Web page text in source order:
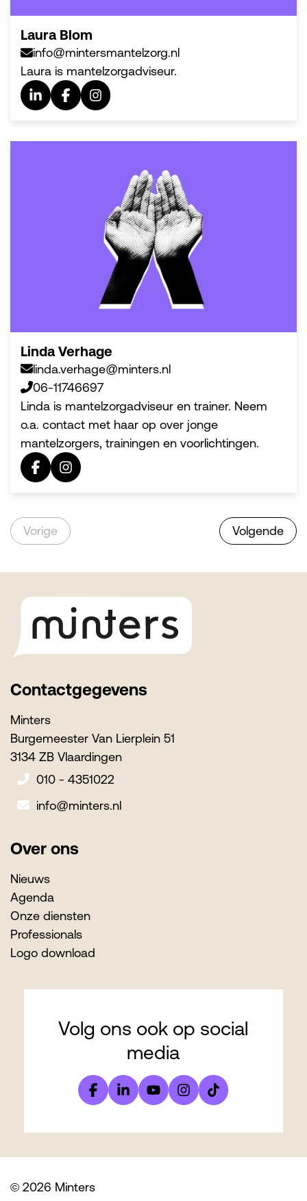
Laura Blom
info@mintersmantelzorg.nl
Laura is mantelzorgadviseur.
Linda Verhage
linda.verhage@minters.nl
06-11746697
Linda is mantelzorgadviseur en trainer. Neem
o.a. contact met haar op over jonge
mantelzorgers, trainingen en voorlichtingen.
Vorige Volgende
Contactgegevens
Minters
Burgemeester Van Lierplein 51
3134 ZB Vlaardingen
010 - 4351022
info@minters.nl
Over ons
Nieuws
Agenda
Onze diensten
Professionals
Logo download
Volg ons ook op social
media
© 2026 Minters